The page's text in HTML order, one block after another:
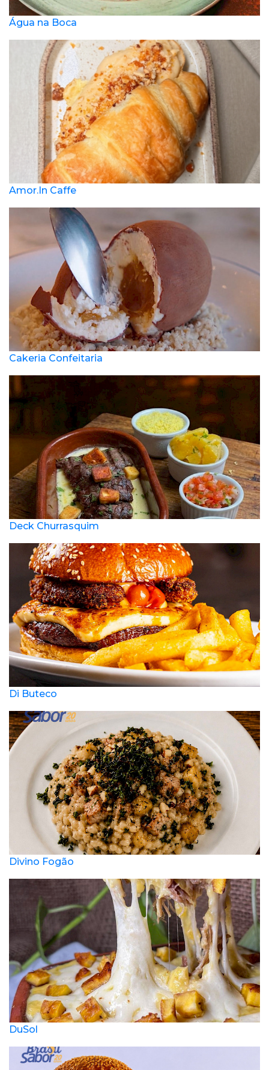
Água na Boca
Amor.In Caffe
Cakeria Confeitaria
Deck Churrasquim
Di Buteco
Divino Fogão
DuSol